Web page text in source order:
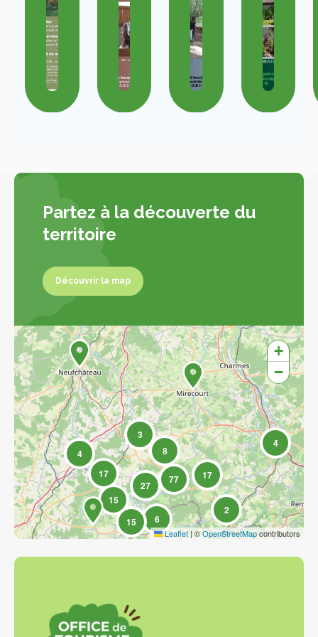
Partez à la découverte du
territoire
Découvrir la map
6
15
8
15
17 17
4
27 77
3
2
4
+
−
Leaflet | ©OpenStreetMapcontributors